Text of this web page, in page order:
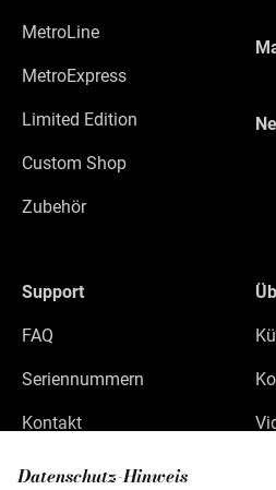
Datenschutz-Hinweis
MetroLine
MetroExpress
Limited Edition
Custom Shop
Zubehör
Support
FAQ
Seriennummern
Kontakt